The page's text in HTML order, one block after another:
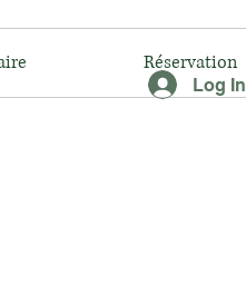
Réservation
Log In